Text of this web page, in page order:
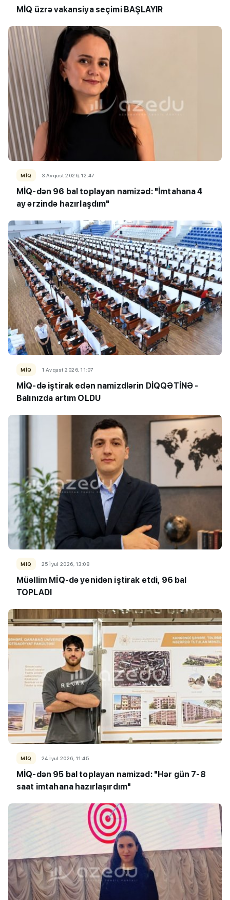
MİQ üzrə vakansiya seçimi BAŞLAYIR
MİQ 3 Avqust 2026, 12:47
MİQ-dən 96 bal toplayan namizəd: "İmtahana 4
ay ərzində hazırlaşdım"
MİQ 1 Avqust 2026, 11:07
MİQ-də iştirak edən namizdlərin DİQQƏTİNƏ -
Balınızda artım OLDU
MİQ 25 İyul 2026, 13:08
Müəllim MİQ-də yenidən iştirak etdi, 96 bal
TOPLADI
MİQ 24 İyul 2026, 11:45
MİQ-dən 95 bal toplayan namizəd: "Hər gün 7-8
saat imtahana hazırlaşırdım"